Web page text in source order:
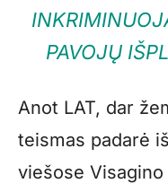
PAVOJŲ
Anot LAT, dar
teismas padarė
viešose